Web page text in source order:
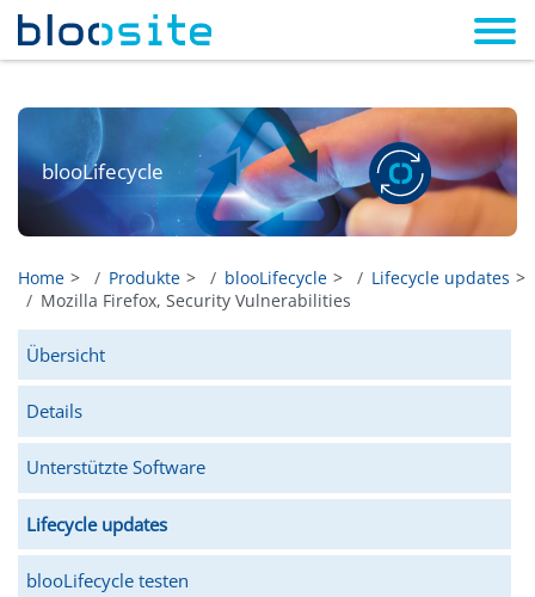
blooLifecycle
Home Produkte blooLifecycle
Lifecycle updates
Mozilla Firefox, Security Vulnerabilities
Übersicht
Details
Unterstützte Software
Lifecycle updates
blooLifecycle testen